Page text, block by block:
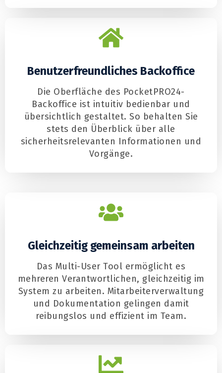
Benutzerfreundliches Backoffice
Die Oberfläche des PocketPRO24-
Backoffice ist intuitiv bedienbar und
übersichtlich gestaltet. So behalten Sie
stets den Überblick über alle
sicherheitsrelevanten Informationen und
Vorgänge.
Gleichzeitig gemeinsam arbeiten
Das Multi-User Tool ermöglicht es
mehreren Verantwortlichen, gleichzeitig im
System zu arbeiten. Mitarbeiterverwaltung
und Dokumentation gelingen damit
reibungslos und effizient im Team.